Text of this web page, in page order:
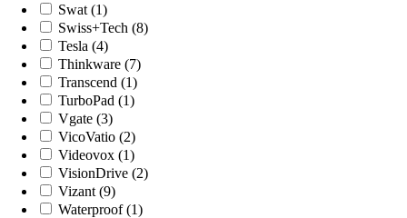
Swat (1)
Swiss+Tech (8)
Tesla (4)
Thinkware (7)
Transcend (1)
TurboPad (1)
Vgate (3)
VicoVatio (2)
Videovox (1)
VisionDrive (2)
Vizant (9)
Waterproof (1)